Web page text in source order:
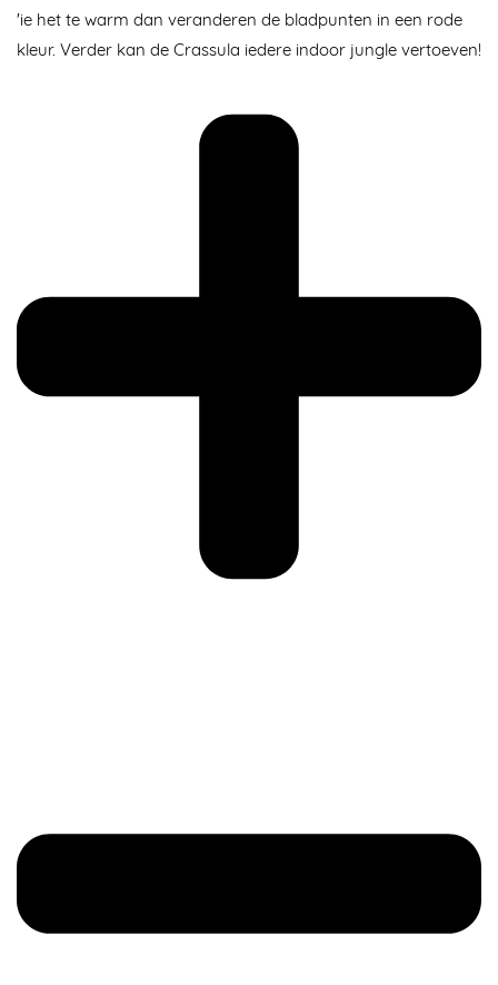
'ie het te warm dan veranderen de bladpunten in een rode
kleur. Verder kan de Crassula iedere indoor jungle vertoeven!